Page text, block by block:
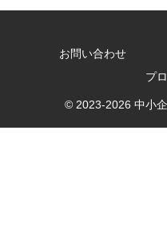
お問い合わせ
プ
© 2023-2026 中小